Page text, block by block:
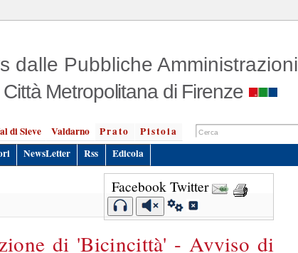
dalle Pubbliche Amministrazioni
Metropolitana di Firenze
di Sieve Valdarno Prato
Pistoia
NewsLetter Rss Edicola
Facebook Twitter
di 'Bicincittà' - Avviso di